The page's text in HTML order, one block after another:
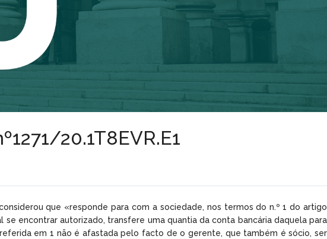
20.1T8EVR.E1
que «responde para com a sociedade, nos termos do n.º 1 do artigo
encontrar autorizado, transfere uma quantia da conta bancária daquela para
em 1 não é afastada pelo facto de o gerente, que também é sócio, ser